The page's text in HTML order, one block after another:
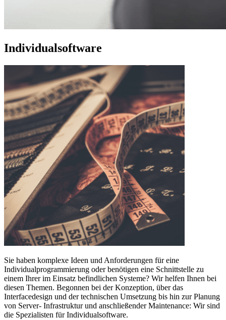
Individualsoftware
Sie haben komplexe Ideen und Anforderungen für eine
Individualprogrammierung oder benötigen eine Schnittstelle zu
einem Ihrer im Einsatz befindlichen Systeme? Wir helfen Ihnen bei
diesen Themen. Begonnen bei der Konzeption, über das
Interfacedesign und der technischen Umsetzung bis hin zur Planung
von Server- Infrastruktur und anschließender Maintenance: Wir sind
die Spezialisten für Individualsoftware.